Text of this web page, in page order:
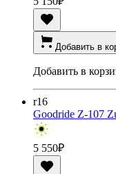
Добавить в
Добавить в
r16
Goodride Z-107
5 550₽